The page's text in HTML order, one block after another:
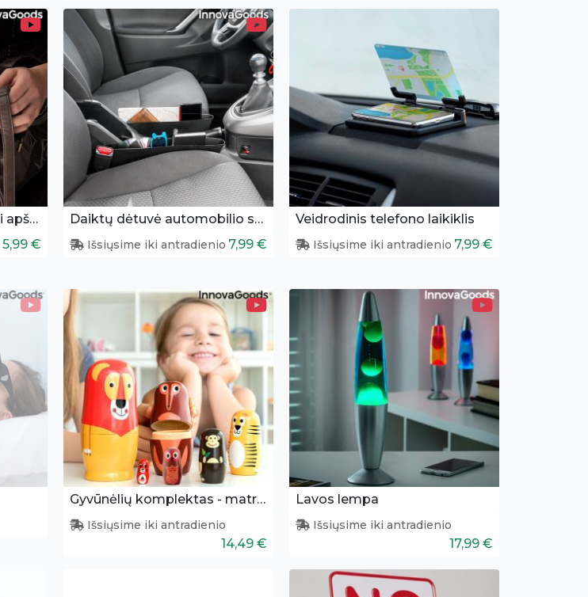
Lemputė rankinuko vidui apšviesti
5,99 €
Daiktų dėtuvė automobilio salonui (2 vnt.)
Išsiųsime iki antradienio 7,99 €
Veidrodinis telefono laikiklis
Išsiųsime iki antradienio 7,99 €
Gyvūnėlių komplektas - matrioškos figūrėlės
Išsiųsime iki antradienio
14,49 €
Lavos lempa
Išsiųsime iki antradienio
17,99 €